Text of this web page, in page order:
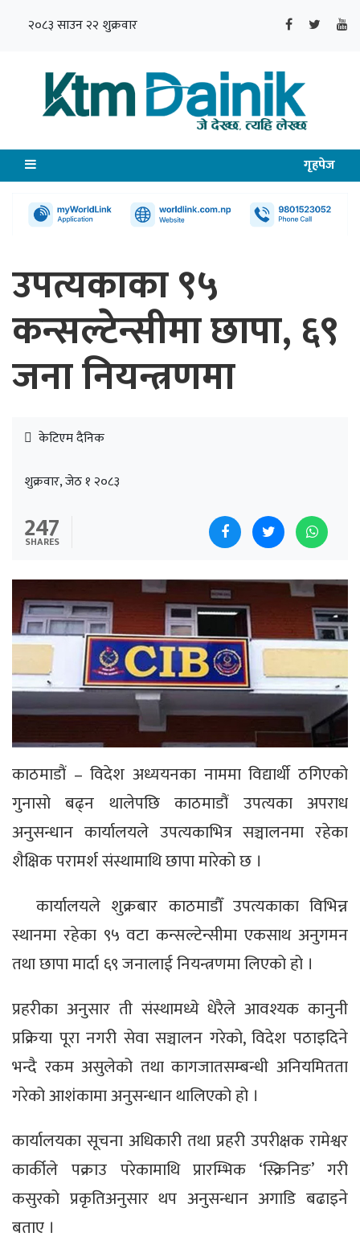
२०८३ साउन २२ शुक्रवार
गृहपेज
उपत्यकाका ९५
कन्सल्टेन्सीमा छापा, ६९
जना नियन्त्रणमा
केटिएम दैनिक
शुक्रवार, जेठ १ २०८३
247
SHARES
काठमाडौं – विदेश अध्ययनका नाममा विद्यार्थी ठगिएको
गुनासो बढ्न थालेपछि काठमाडौं उपत्यका अपराध
अनुसन्धान कार्यालयले उपत्यकाभित्र सञ्चालनमा रहेका
शैक्षिक परामर्श संस्थामाथि छापा मारेको छ ।
कार्यालयले शुक्रबार काठमाडौँ उपत्यकाका विभिन्न
स्थानमा रहेका ९५ वटा कन्सल्टेन्सीमा एकसाथ अनुगमन
तथा छापा मार्दा ६९ जनालाई नियन्त्रणमा लिएको हो ।
प्रहरीका अनुसार ती संस्थामध्ये धेरैले आवश्यक कानुनी
प्रक्रिया पूरा नगरी सेवा सञ्चालन गरेको, विदेश पठाइदिने
भन्दै रकम असुलेको तथा कागजातसम्बन्धी अनियमितता
गरेको आशंकामा अनुसन्धान थालिएको हो ।
कार्यालयका सूचना अधिकारी तथा प्रहरी उपरीक्षक रामेश्वर
कार्कीले पक्राउ परेकामाथि प्रारम्भिक ‘स्क्रिनिङ’ गरी
कसुरको प्रकृतिअनुसार थप अनुसन्धान अगाडि बढाइने
बताए ।